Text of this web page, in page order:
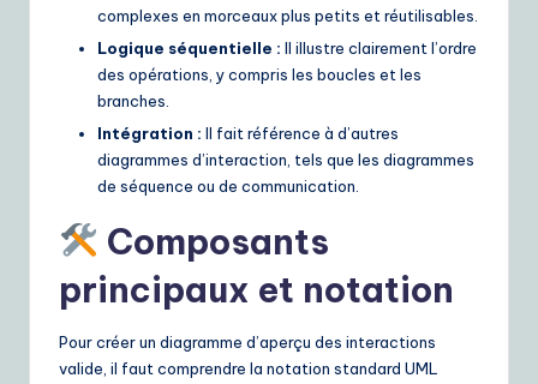
complexes en morceaux plus petits et réutilisables.
Logique séquentielle : Il illustre clairement l’ordre
des opérations, y compris les boucles et les
branches.
Intégration : Il fait référence à d’autres
diagrammes d’interaction, tels que les diagrammes
de séquence ou de communication.
Composants
principaux et notation
Pour créer un diagramme d’aperçu des interactions
valide, il faut comprendre la notation standard UML